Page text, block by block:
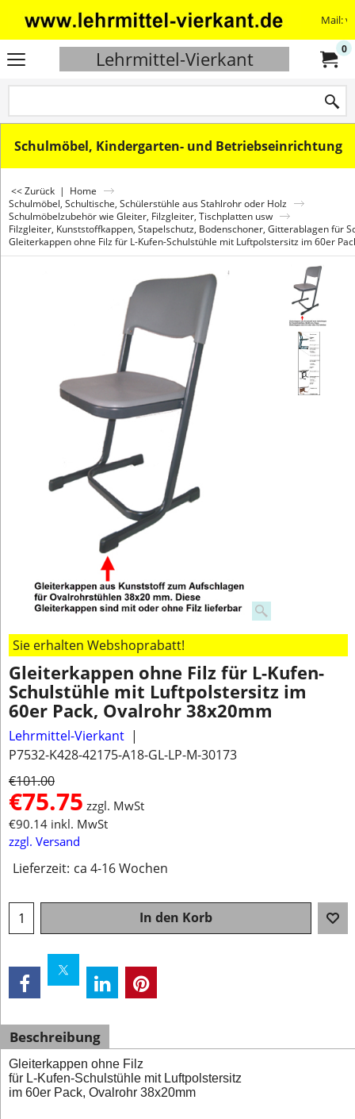
Mail:
Lehrmittel-Vierkant 0
Schulmöbel, Kindergarten- und Betriebseinrichtung
<< Zurück | Home
Schulmöbel, Schultische, Schülerstühle aus Stahlrohr oder Holz
Schulmöbelzubehör wie Gleiter, Filzgleiter, Tischplatten usw
Filzgleiter, Kunststoffkappen, Stapelschutz, Bodenschoner, Gitterablagen für
Gleiterkappen ohne Filz für L-Kufen-Schulstühle mit Luftpolstersitz im 60er
Sie erhalten Webshoprabatt!
Gleiterkappen ohne Filz für L-Kufen-
Schulstühle mit Luftpolstersitz im
60er Pack, Ovalrohr 38x20mm
Lehrmittel-Vierkant
P7532-K428-42175-A18-GL-LP-M-30173
€101.00
€75.75 zzgl. MwSt
€90.14 inkl. MwSt
zzgl. Versand
Lieferzeit: ca 4-16 Wochen
In den Korb
Beschreibung
Gleiterkappen ohne Filz
für L-Kufen-Schulstühle mit Luftpolstersitz
im 60er Pack, Ovalrohr 38x20mm